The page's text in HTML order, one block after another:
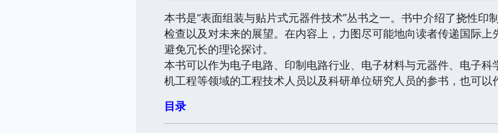
本书是“表面组装与贴片式元器件技术”丛书之一。书中介绍了挠性
检查以及对未来的展望。在内容上，力图尽可能地向读者传递国际
避免冗长的理论探讨。
本书可以作为电子电路、印制电路行业、电子材料与元器件、电子
机工程等领域的工程技术人员以及科研单位研究人员的参书，也可以
目录